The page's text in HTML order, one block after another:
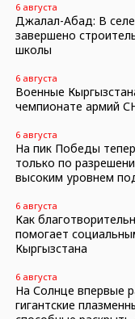
6 августа
Джалал-Абад: В
завершено
школы
6 августа
Военные
чемпионате армий
6 августа
На пик Победы
только по
высоким уровнем
6 августа
Как
помогает
Кыргызстана
6 августа
На Солнце впервые
гигантские